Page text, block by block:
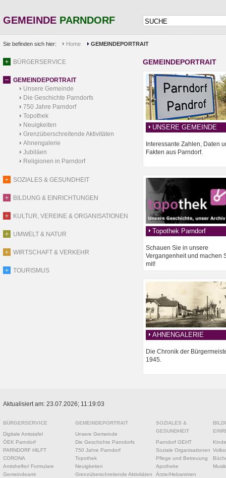
GEMEINDE PARNDORF
Sie befinden sich hier: Home GEMEINDEPORTRAIT
BÜRGERSERVICE
GEMEINDEPORTRAIT
Unsere Gemeinde
Die Geschichte Parndorfs
750 Jahre Parndorf
Topothek
Neuigkeiten
Grenzüberschreitende Aktivitäten
Ahnengalerie
Jubiläen
Religionen in Parndorf
SOZIALES & GESUNDHEIT
BILDUNG & EINRICHTUNGEN
KULTUR, VEREINE & ORGANISATIONEN
UMWELT & NATUR
WIRTSCHAFT & VERKEHR
TOURISMUS
GEMEINDEPORTRAIT
UNSERE GEMEINDE
Interessante Zahlen, Daten
Fakten aus Parndorf.
Topothek Parndorf
Schauen Sie in unsere
Vergangenheit und machen
mit!
AHNENGALERIE
Die Chronik der
1945.
Aktualisiert am: 23.07.2026; 11:19:03
BÜRGERSERVICE
Digitale Amtstafel
ÖEK Parndorf
PARNDORF HILFT
CORONA
Amtshelfer/ Formulare
Gemeindeamt
GEMEINDEPORTRAIT
Unsere Gemeinde
Die Geschichte Parndorfs
750 Jahre Parndorf
Topothek
Neuigkeiten
Grenzüberschreitende Aktivitäten
SOZIALES &
GESUNDHEIT
Parndorf GEHT
Soziale Organisationen
Pflege und Betreuung
Apotheke
Ärzte/Hebammen